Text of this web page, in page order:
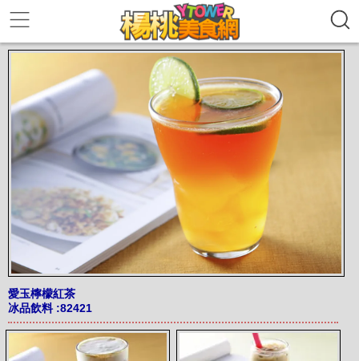
愛玉檸檬紅茶
冰品飲料 :82421